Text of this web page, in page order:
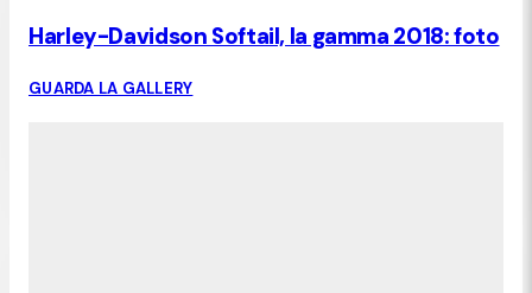
Harley-Davidson Softail, la gamma 2018: foto
GUARDA LA GALLERY